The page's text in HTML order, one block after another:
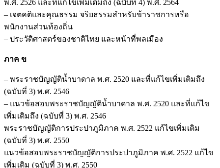
พ.ศ. 2526 และที่แก้ไขเพิ่มเติมถึง (ฉบับที่ 4) พ.ศ. 2564
– เจตคติและคุณธรรม จริยธรรมสำหรับข้าราชการหรือ
พนักงานส่วนท้องถิ่น
– ประวัติศาสตร์ของชาติไทย และหน้าที่พลเมือง
ภาค ข
– พระราชบัญญัติน้ำบาดาล พ.ศ. 2520 และที่แก้ไขเพิ่มเติมถึง
(ฉบับที่ 3) พ.ศ. 2546
– แนวข้อสอบพระราชบัญญัติน้ำบาดาล พ.ศ. 2520 และที่แก้ไข
เพิ่มเติมถึง (ฉบับที่ 3) พ.ศ. 2546
พระราชบัญญัติการประปาภูมิภาค พ.ศ. 2522 แก้ไขเพิ่มเติม
(ฉบับที่ 3) พ.ศ. 2550
แนวข้อสอบพระราชบัญญัติการประปาภูมิภาค พ.ศ. 2522 แก้ไข
เพิ่มเติม (ฉบับที่ 3) พ.ศ. 2550